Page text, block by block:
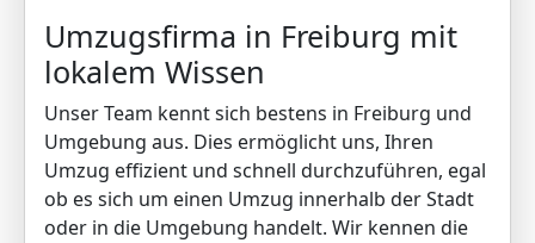
Umzugsfirma in Freiburg mit
lokalem Wissen
Unser Team kennt sich bestens in Freiburg und
Umgebung aus. Dies ermöglicht uns, Ihren
Umzug effizient und schnell durchzuführen, egal
ob es sich um einen Umzug innerhalb der Stadt
oder in die Umgebung handelt. Wir kennen die